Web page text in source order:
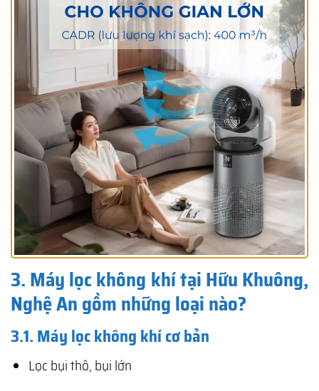
3. Máy lọc không khí tại Hữu Khuông,
Nghệ An gồm những loại nào?
3.1. Máy lọc không khí cơ bản
Lọc bụi thô, bụi lớn